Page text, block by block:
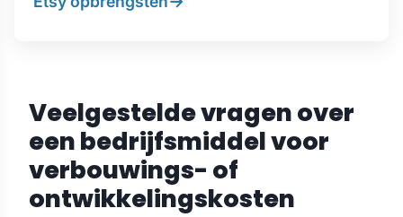
Veelgestelde vragen over
een bedrijfsmiddel voor
verbouwings- of
ontwikkelingskosten